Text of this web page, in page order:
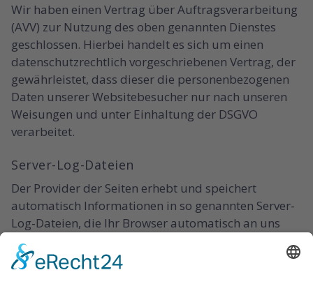
Wir haben einen Vertrag über Auftragsverarbeitung
(AVV) zur Nutzung des oben genannten Dienstes
geschlossen. Hierbei handelt es sich um einen
datenschutzrechtlich vorgeschriebenen Vertrag, der
gewährleistet, dass dieser die personenbezogenen
Daten unserer Websitebesucher nur nach unseren
Weisungen und unter Einhaltung der DSGVO
verarbeitet.
Server-Log-Dateien
Der Provider der Seiten erhebt und speichert
automatisch Informationen in so genannten Server-
Log-Dateien, die Ihr Browser automatisch an uns
übermittelt. Dies sind: